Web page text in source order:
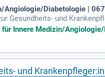
Angiologie/Diabetologie |
Gesundheits- und
in Wort und Schrift;
Innere Medizin/
und